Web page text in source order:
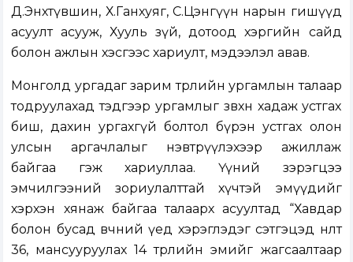
Д.Энхтүвшин, Х.Ганхуяг, С.Цэнгүүн нарын гишүүд
асуулт асууж, Хууль зүй, дотоод хэргийн сайд
болон ажлын хэсгээс хариулт, мэдээлэл авав.
Монголд ургадаг зарим төрлийн ургамлын талаар
тодруулахад тэдгээр ургамлыг зөвхөн хадаж устгах
биш, дахин ургахгүй болтол бүрэн устгах олон
улсын аргачлалыг нэвтрүүлэхээр ажиллаж
байгаа гэж хариуллаа. Үүний зэрэгцээ
эмчилгээний зориулалттай хүчтэй эмүүдийг
хэрхэн хянаж байгаа талаарх асуултад “Хавдар
болон бусад өвчний үед хэрэглэдэг сэтгэцэд нөлөөт
36, мансууруулах 14 төрлийн эмийг жагсаалтаар